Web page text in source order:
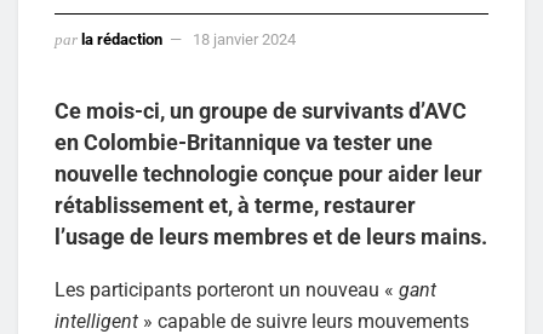
par la rédaction 18 janvier 2024
Ce mois-ci, un groupe de survivants d’AVC
en Colombie-Britannique va tester une
nouvelle technologie conçue pour aider leur
rétablissement et, à terme, restaurer
l’usage de leurs membres et de leurs mains.
Les participants porteront un nouveau « gant
intelligent » capable de suivre leurs mouvements